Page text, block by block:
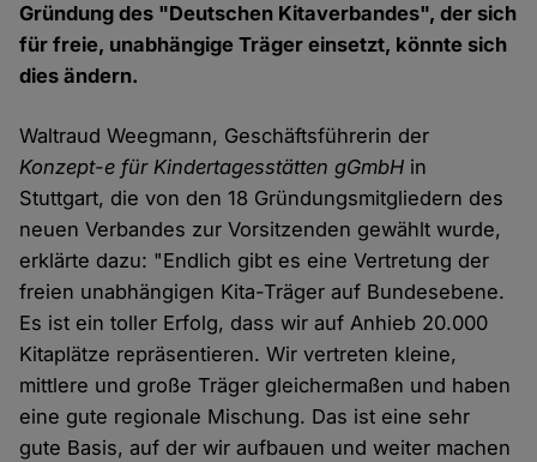
Gründung des "Deutschen Kitaverbandes", der sich
für freie, unabhängige Träger einsetzt, könnte sich
dies ändern.
Waltraud Weegmann, Geschäftsführerin der
Konzept-e für Kindertagesstätten gGmbH in
Stuttgart, die von den 18 Gründungsmitgliedern des
neuen Verbandes zur Vorsitzenden gewählt wurde,
erklärte dazu: "Endlich gibt es eine Vertretung der
freien unabhängigen Kita-Träger auf Bundesebene.
Es ist ein toller Erfolg, dass wir auf Anhieb 20.000
Kitaplätze repräsentieren. Wir vertreten kleine,
mittlere und große Träger gleichermaßen und haben
eine gute regionale Mischung. Das ist eine sehr
gute Basis, auf der wir aufbauen und weiter machen